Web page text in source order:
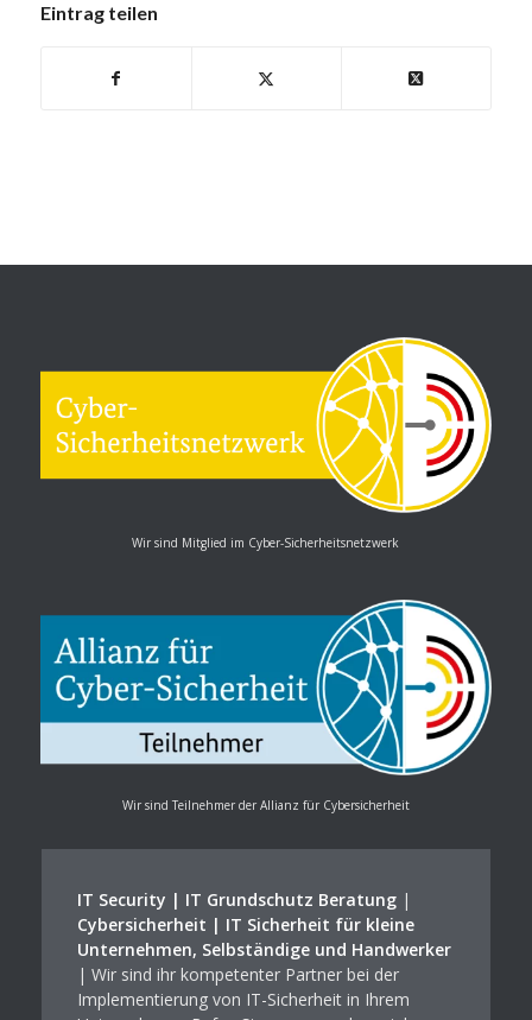
Eintrag teilen
Wir sind Mitglied im Cyber-Sicherheitsnetzwerk
Wir sind Teilnehmer der Allianz für Cybersicherheit
IT Security | IT Grundschutz Beratung|
Cybersicherheit | IT Sicherheit für kleine
Unternehmen, Selbständige und Handwerker
| Wir sind ihr kompetenter Partner bei der
Implementierung von IT-Sicherheit in Ihrem